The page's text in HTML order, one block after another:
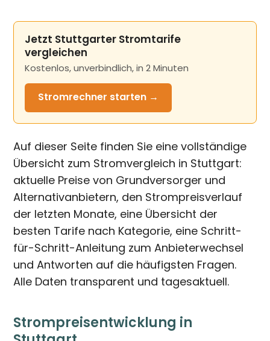
Jetzt Stuttgarter Stromtarife
vergleichen
Kostenlos, unverbindlich, in 2 Minuten
Stromrechner starten →
Auf dieser Seite finden Sie eine vollständige
Übersicht zum Stromvergleich in Stuttgart:
aktuelle Preise von Grundversorger und
Alternativanbietern, den Strompreisverlauf
der letzten Monate, eine Übersicht der
besten Tarife nach Kategorie, eine Schritt-
für-Schritt-Anleitung zum Anbieterwechsel
und Antworten auf die häufigsten Fragen.
Alle Daten transparent und tagesaktuell.
Strompreisentwicklung in